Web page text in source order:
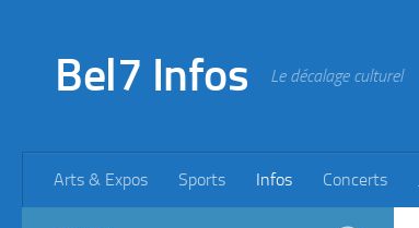
Bel7 Infos Le décalage culturel
Arts & Expos Sports Infos Concerts